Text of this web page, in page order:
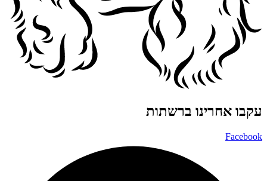
עקבו אחרינו ברשתות
Facebook